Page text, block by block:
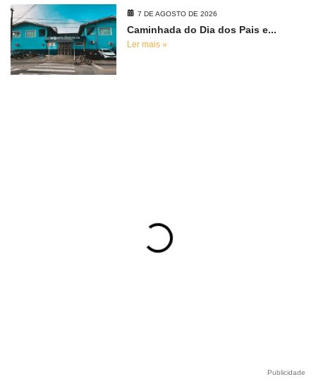
7 DE AGOSTO DE 2026
Caminhada do Dia dos Pais e...
Ler mais »
Publicidade